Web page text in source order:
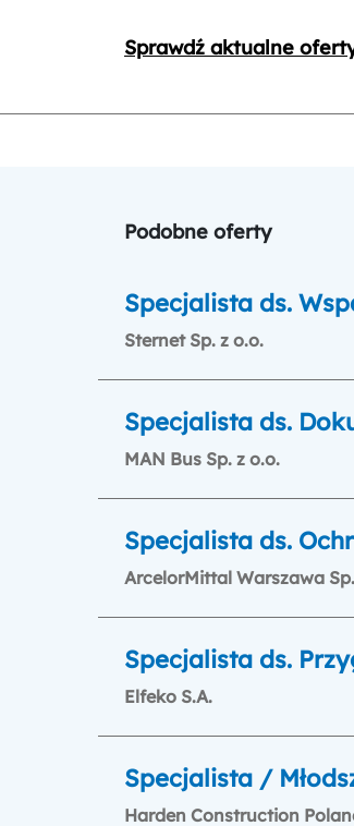
Sprawdź aktualne
Podobne oferty
Specjalista ds.
Sternet Sp. z o.o.
Specjalista ds.
MAN Bus Sp. z o.o.
Specjalista ds.
ArcelorMittal Warszawa
Specjalista ds.
Elfeko S.A.
Specjalista /
Harden Construction